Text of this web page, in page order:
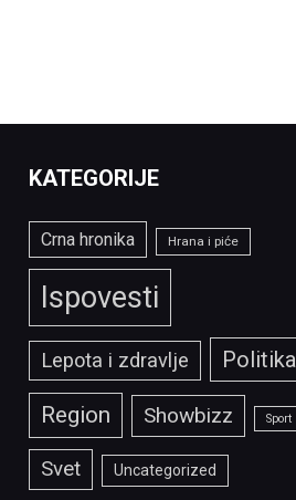
KATEGORIJE
Crna hronika Hrana i piće
Ispovesti
Lepota i zdravlje Politika
Region Showbizz Sport
Svet Uncategorized